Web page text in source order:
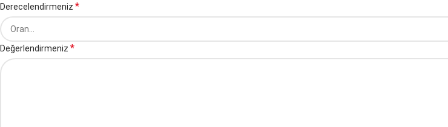
Derecelendirmeniz *
Değerlendirmeniz *